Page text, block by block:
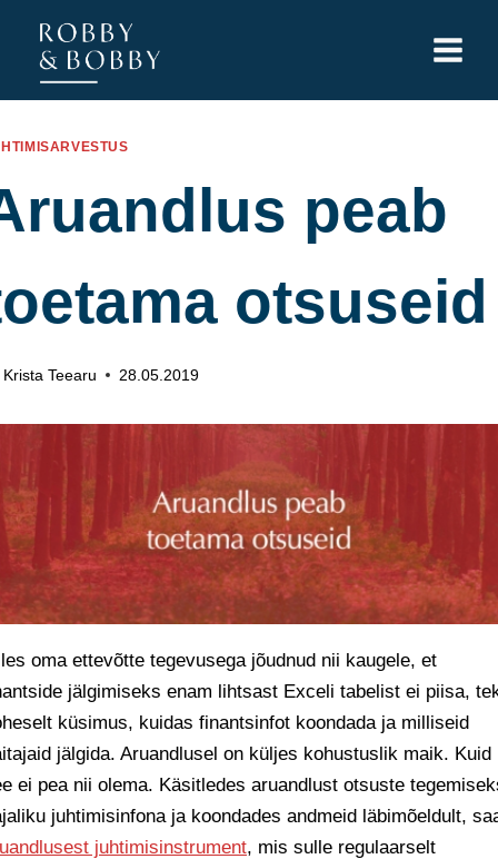
content
peab
otsuseid
Krista Teearu 28.05.2019
oma ettevõtte tegevusega jõudnud nii kaugele, et
jälgimiseks enam lihtsast Exceli tabelist ei piisa,
küsimus, kuidas finantsinfot koondada ja milliseid
jälgida. Aruandlusel on küljes kohustuslik maik. Kuid
ei pea nii olema. Käsitledes aruandlust otsuste
juhtimisinfona ja koondades andmeid läbimõeldult,
juhtimisinstrument, mis sulle regulaarselt